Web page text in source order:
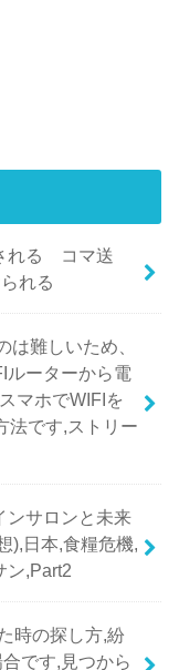
れる コマ送
れる
難しいため、
ルーターから電
マホでWIFIを
法です,ストリー
ンサロンと未来
),日本,食糧危機,
ン,Part2
時の探し方,紛
です,見つから